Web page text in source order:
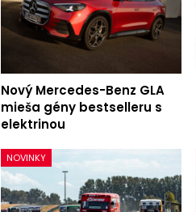
Nový Mercedes-Benz GLA
mieša gény bestselleru s
elektrinou
NOVINKY